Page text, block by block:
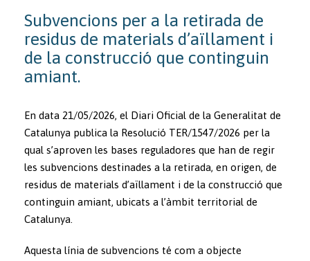
Subvencions per a la retirada de
residus de materials d’aïllament i
de la construcció que continguin
amiant.
En data 21/05/2026, el Diari Oficial de la Generalitat de
Catalunya publica la Resolució TER/1547/2026 per la
qual s’aproven les bases reguladores que han de regir
les subvencions destinades a la retirada, en origen, de
residus de materials d’aïllament i de la construcció que
continguin amiant, ubicats a l’àmbit territorial de
Catalunya.
Aquesta línia de subvencions té com a objecte